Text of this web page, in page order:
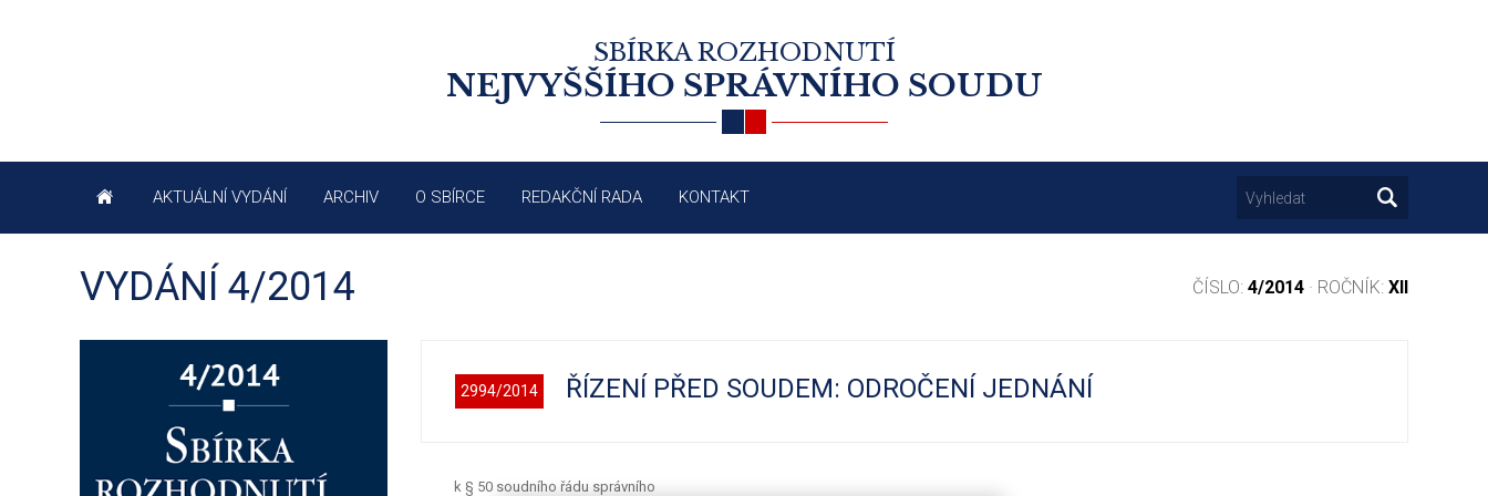
SBÍRKA ROZHODNUTÍ
NEJVYŠŠÍHO SPRÁVNÍHO SOUDU
AKTUÁLNÍ VYDÁNÍ ARCHIV O SBÍRCE REDAKČNÍ RADA KONTAKT
VYDÁNÍ 4/2014 ČÍSLO: 4/2014 · ROČNÍK: XII
2994/2014 ŘÍZENÍ PŘED SOUDEM: ODROČENÍ JEDNÁNÍ
k § 50 soudního řádu správního